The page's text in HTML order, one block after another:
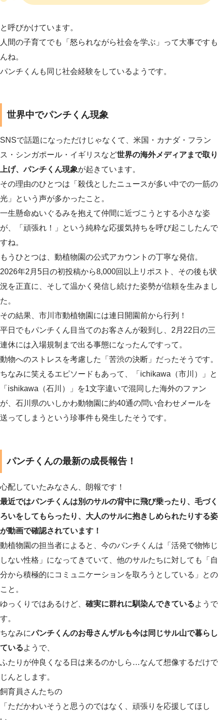
と呼びかけています。
人間の子育てでも「怒られながら社会を学ぶ」って大事ですも
んね。
パンチくんも同じ社会経験をしているようです。
世界中でパンチくん現象
SNSで話題になっただけじゃなくて、米国・カナダ・フラン
ス・シンガポール・イギリスなど世界の海外メディアまで取り
上げ、パンチくん現象が起きています。
その理由のひとつは「殺伐としたニュースが多い中での一筋の
光」という声が多かったこと。
一生懸命ぬいぐるみを抱えて仲間に近づこうとする小さな姿
が、「頑張れ！」という純粋な応援気持ちを呼び起こしたんで
すね。
もうひとつは、動植物園の公式アカウントの丁寧な発信。
2026年2月5日の初投稿から8,000回以上リポスト、その後も状
況を正直に、そして温かく発信し続けた姿勢が信頼を生みまし
た。
その結果、市川市動植物園には連日開園前から行列！
平日でもパンチくん目当てのお客さんが殺到し、2月22日の三
連休には入場規制まで出る事態になったんですって。
動物へのストレスを考慮した「苦渋の決断」だったそうです。
ちなみに笑えるエピソードもあって、「ichikawa（市川）」と
「ishikawa（石川）」を1文字違いで混同した海外のファン
が、石川県のいしかわ動物園に約40通の問い合わせメールを
送ってしまうという珍事件も発生したそうです。
パンチくんの最新の成長報告！
心配していたみなさん、朗報です！
最近ではパンチくんは別のサルの背中に飛び乗ったり、毛づく
ろいをしてもらったり、大人のサルに抱きしめられたりする姿
が動画で確認されています！
動植物園の担当者によると、今のパンチくんは「活発で物怖じ
しない性格」になってきていて、他のサルたちに対しても「自
分から積極的にコミュニケーションを取ろうとしている」との
こと。
ゆっくりではあるけど、 確実に群れに馴染んできているようで
す。
ちなみにパンチくんのお母さんザルも今は同じサル山で暮らし
ているようで、
ふたりが仲良くなる日は来るのかしら…なんて想像するだけで
じんとします。
飼育員さんたちの
「ただかわいそうと思うのではなく、頑張りを応援してほし